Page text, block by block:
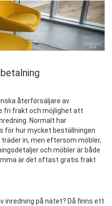
återförsäljare av
fri frakt och möjlighet att
Normalt har
för hur mycket beställningen
in, men eftersom möbler,
och möbler är både
är det oftast gratis frakt
inredning på nätet? Då finns ett